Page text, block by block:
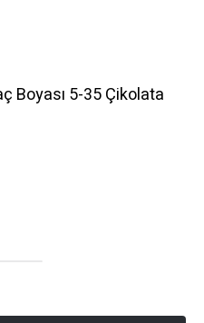
Boyası 5-35 Çikolata